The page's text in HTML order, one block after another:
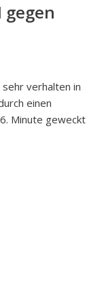
gegen
verhalten in
einen
Minute geweckt